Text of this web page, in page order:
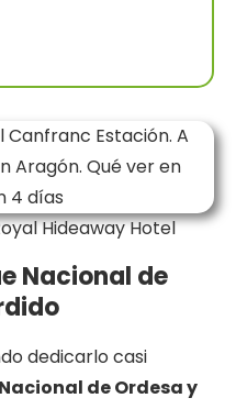
Hideaway Hotel
Nacional de
dedicarlo casi
de Ordesa y